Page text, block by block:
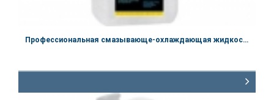
Профессиональная смазывающе-охлаждающая жидкость «МЕКУТОЙЛ 100»
Артикул:
60.1100